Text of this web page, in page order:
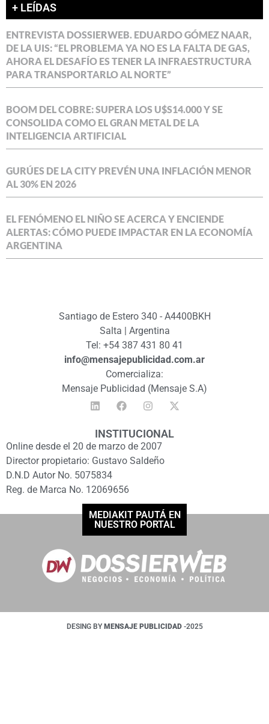
+ LEÍDAS
ENTREVISTA DOSSIERWEB. EDUARDO GÓMEZ NAAR,
DE LA UIS: “EL PROBLEMA YA NO ES LA FALTA DE GAS,
AHORA EL DESAFÍO ES TENER LA INFRAESTRUCTURA
PARA TRANSPORTARLO AL NORTE”
BOOM DEL COBRE: SUPERA LOS U$S14.000 Y SE
CONSOLIDA COMO EL GRAN METAL DE LA
INTELIGENCIA ARTIFICIAL
GURÚES DE LA CITY PREVÉN UNA INFLACIÓN MENOR
AL 30% EN 2026
EL FENÓMENO EL NIÑO SE ACERCA Y ENCIENDE
ALERTAS: CÓMO PUEDE IMPACTAR EN LA ECONOMÍA
ARGENTINA
Santiago de Estero 340 - A4400BKH
Salta | Argentina
Tel: +54 387 431 80 41
info@mensajepublicidad.com.ar
Comercializa:
Mensaje Publicidad (Mensaje S.A)
INSTITUCIONAL
Online desde el 20 de marzo de 2007
Director propietario: Gustavo Saldeño
D.N.D Autor No. 5075834
Reg. de Marca No. 12069656
MEDIAKIT PAUTÁ EN
NUESTRO PORTAL
DESING BY MENSAJE PUBLICIDAD -2025